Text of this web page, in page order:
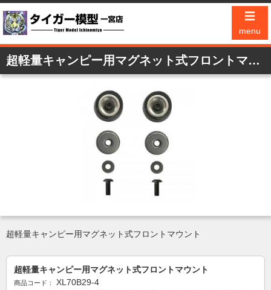
☰
menu
超軽量キャンピー用マグネット式フロントマウント
超軽量キャンピー用マグネット式フロントマウント
超軽量キャンピー用マグネット式フロントマウント
商品コード： XL70B29-4